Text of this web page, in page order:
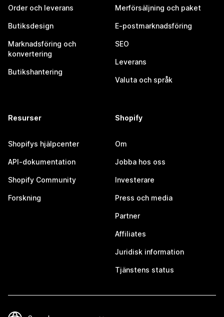
Order och leverans
Butiksdesign
Marknadsföring och
konvertering
Butikshantering
Merförsäljning och paket
E-postmarknadsföring
SEO
Leverans
Valuta och språk
Resurser
Shopifys hjälpcenter
API-dokumentation
Shopify Community
Forskning
Shopify
Om
Jobba hos oss
Investerare
Press och media
Partner
Affiliates
Juridisk information
Tjänstens status